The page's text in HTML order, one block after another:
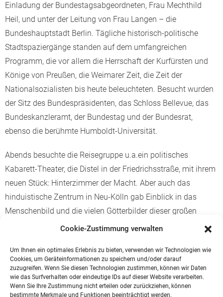
Cookie-Zustimmung verwalten
Um Ihnen ein optimales Erlebnis zu bieten, verwenden wir Technologien wie
Cookies, um Geräteinformationen zu speichern und/oder darauf
zuzugreifen. Wenn Sie diesen Technologien zustimmen, können wir Daten
wie das Surfverhalten oder eindeutige IDs auf dieser Website verarbeiten.
Wenn Sie Ihre Zustimmung nicht erteilen oder zurückziehen, können
bestimmte Merkmale und Funktionen beeinträchtigt werden.
Einladung der Bundestagsabgeordneten, Frau Mechthild
Heil, und unter der Leitung von Frau Langen – die
Bundeshauptstadt Berlin. Tägliche historisch-politische
Stadtspaziergänge standen auf dem umfangreichen
Programm, die vor allem die Herrschaft der Kurfürsten und
Könige von Preußen, die Weimarer Zeit, die Zeit der
Nationalsozialisten bis heute beleuchteten. Besucht wurden
der Sitz des Bundespräsidenten, das Schloss Bellevue, das
Bundeskanzleramt, der Bundestag und der Bundesrat,
ebenso die berühmte Humboldt-Universität.
Abends besuchte die Reisegruppe u.a.ein politisches
Kabarett-Theater, die Distel in der Friedrichsstraße, mit ihrem
neuen Stück: Hinterzimmer der Macht. Aber auch das
hinduistische Zentrum in Neu-Kölln gab Einblick in das
Menschenbild und die vielen Götterbilder dieser großen
Weltreligion. Besonders beeindruckend war die Führung
(Stasi) in Hohenschönhausen. Der lange vorbereitete Besuch
einer deutsch-türkischen Europaschule, eines Gymnasium
mit Auszeichnungen, musste leider kurfristig abgesagt
werden. Die Zeit konnte sinnvoll mit weiteren Besichtigungen